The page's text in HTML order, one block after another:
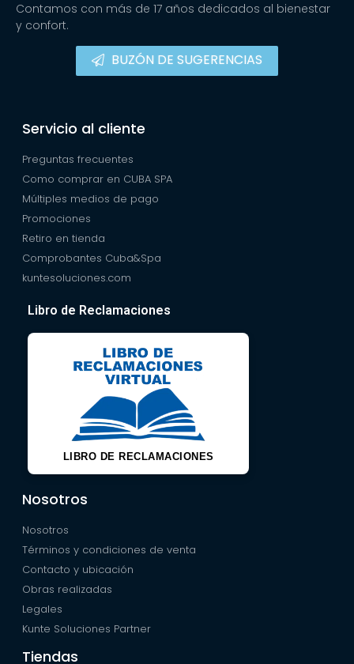
Contamos con más de 17 años dedicados al bienestar
y confort.
BUZÓN DE SUGERENCIAS
Servicio al cliente
Preguntas frecuentes
Como comprar en CUBA SPA
Múltiples medios de pago
Promociones
Retiro en tienda
Comprobantes Cuba&Spa
kuntesoluciones.com
Libro de Reclamaciones
LIBRO DE RECLAMACIONES
Nosotros
Nosotros
Términos y condiciones de venta
Contacto y ubicación
Obras realizadas
Legales
Kunte Soluciones Partner
Tiendas